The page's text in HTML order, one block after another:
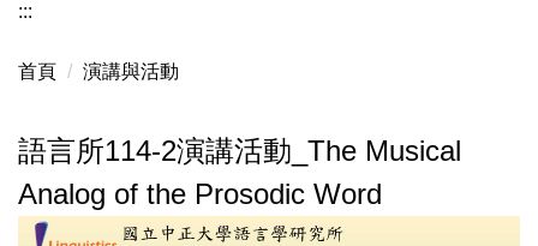
:::
首頁 演講與活動
語言所114-2演講活動_The Musical
Analog of the Prosodic Word